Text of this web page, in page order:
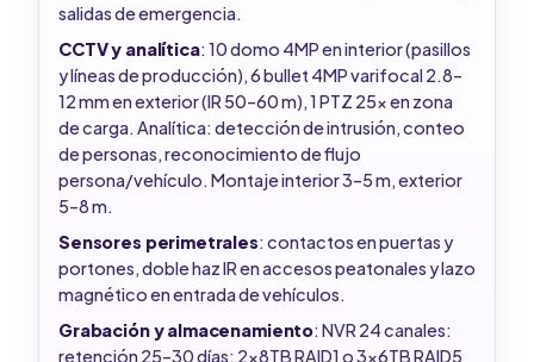
salidas de emergencia.
CCTV y analítica: 10 domo 4MP en interior (pasillos
y líneas de producción), 6 bullet 4MP varifocal 2.8–
12 mm en exterior (IR 50–60 m), 1 PTZ 25x en zona
de carga. Analítica: detección de intrusión, conteo
de personas, reconocimiento de flujo
persona/vehículo. Montaje interior 3–5 m, exterior
5–8 m.
Sensores perimetrales: contactos en puertas y
portones, doble haz IR en accesos peatonales y lazo
magnético en entrada de vehículos.
Grabación y almacenamiento: NVR 24 canales:
retención 25–30 días: 2x8TB RAID1 o 3x6TB RAID5